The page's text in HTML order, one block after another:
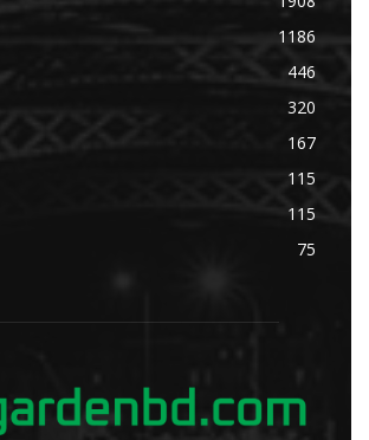
1186
446
320
167
115
115
75